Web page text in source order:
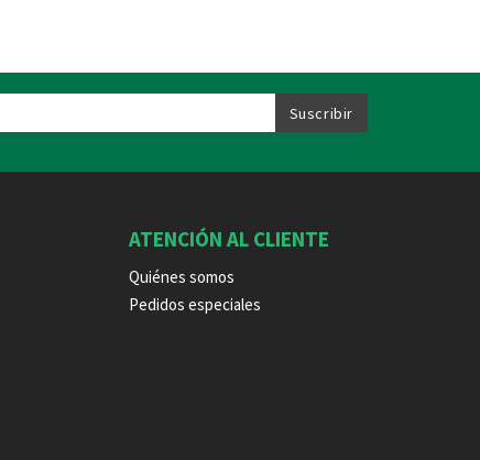
ATENCIÓN AL CLIENTE
Quiénes somos
Pedidos especiales